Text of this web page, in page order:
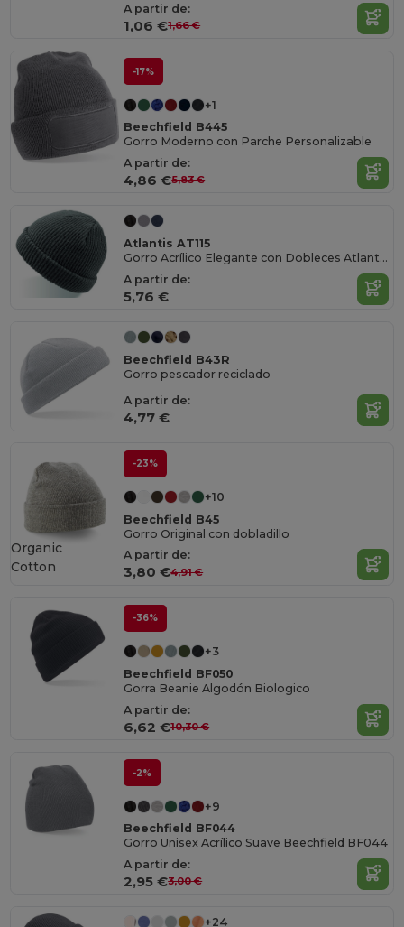
A partir de:
1,06 €1,66 €
-17%
+1
Beechfield B445
Gorro Moderno con Parche Personalizable
A partir de:
4,86 €5,83 €
Atlantis AT115
Gorro Acrílico Elegante con Dobleces Atlantis
A partir de:
5,76 €
Beechfield B43R
Gorro pescador reciclado
A partir de:
4,77 €
-23%
+10
Beechfield B45
Gorro Original con dobladillo
A partir de:
3,80 €4,91 €
Organic
Cotton
-36%
+3
Beechfield BF050
Gorra Beanie Algodón Biologico
A partir de:
6,62 €10,30 €
-2%
+9
Beechfield BF044
Gorro Unisex Acrílico Suave Beechfield BF044
A partir de:
2,95 €3,00 €
+24